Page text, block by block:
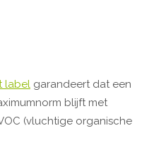
label garandeert dat een
blijft met
(vluchtige organische